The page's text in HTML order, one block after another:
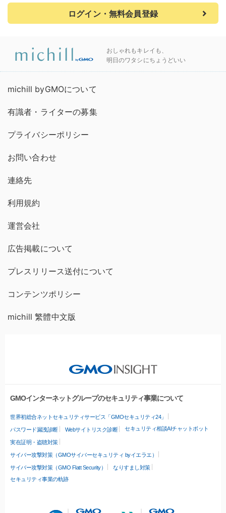
ログイン・無料会員登録
おしゃれもキレイも、
明日のワタシにちょうどいい
michill byGMOについて
有識者・ライターの募集
プライバシーポリシー
お問い合わせ
連絡先
利用規約
運営会社
広告掲載について
プレスリリース送付について
コンテンツポリシー
michill 繁體中文版
GMOインターネットグループのセキュリティ事業について
世界初総合ネットセキュリティサービス「GMOセキュリティ24」
パスワード漏洩診断 Webサイトリスク診断 セキュリティ相談AIチャットボット
実在証明・盗聴対策
サイバー攻撃対策（GMOサイバーセキュリティ byイエラエ）
サイバー攻撃対策（GMO Flatt Security）
なりすまし対策
セキュリティ事業の軌跡